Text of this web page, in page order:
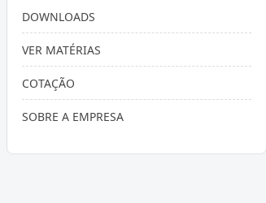
DOWNLOADS
VER MATÉRIAS
COTAÇÃO
SOBRE A EMPRESA